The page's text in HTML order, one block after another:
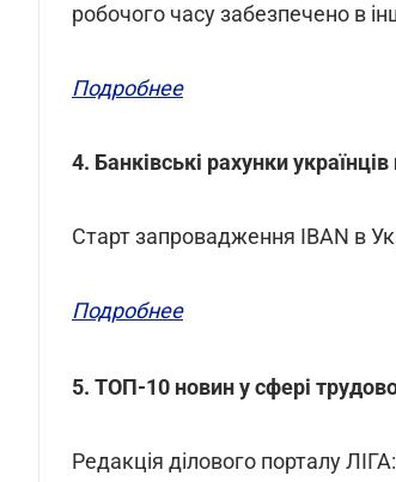
робочого часу забезпечено в
Подробнее
4. Банківські рахунки
Старт запровадження IBAN в
Подробнее
5. ТОП-10 новин у сфері
Редакція ділового порталу